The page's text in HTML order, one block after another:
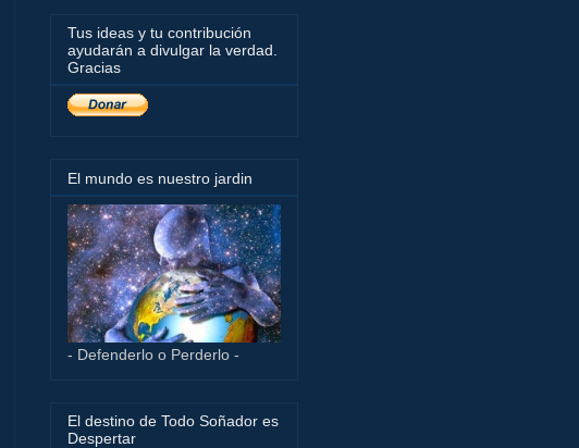
Tus ideas y tu contribución
ayudarán a divulgar la verdad.
Gracias
El mundo es nuestro jardin
- Defenderlo o Perderlo -
El destino de Todo Soñador es
Despertar